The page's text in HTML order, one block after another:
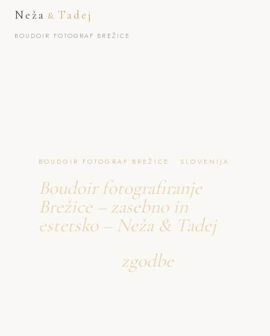
Neža & Tadej
BOUDOIR FOTOGRAF BREŽICE
BOUDOIR FOTOGRAF BREŽICE · SLOVENIJA
Boudoir fotografiranje
Brežice – zasebno in
estetsko – Neža & Tadej
zgodbe
o boudoir fotografiranje